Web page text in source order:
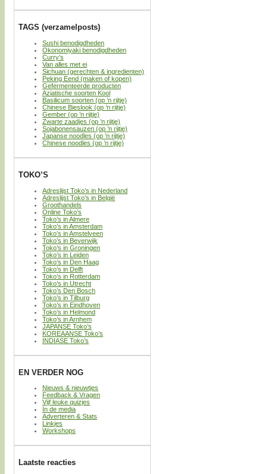
TAGS (verzamelposts)
Sushi benodigdheden
Okonomiyaki benodigdheden
Curry’s
Van alles met ei
Sichuan (gerechten & ingredienten)
Peking Eend (maken of kopen)
Gefermenteerde producten
Aziatische soorten Kool
Basilicum soorten (op ’n rijtje)
Chinese Bieslook (op ’n rijtje)
Gember (op ’n rijtje)
Zwarte zaadjes (op ’n rijtje)
Sojabonensauzen (op ’n rijtje)
Japanse noodles (op ’n rijtje)
Chinese noodles (op ’n rijtje)
TOKO’S
Adreslijst Toko’s in Nederland
Adreslijst Toko’s in België
Groothandels
Online Toko’s
Toko’s in Almere
Toko’s in Amsterdam
Toko’s in Amstelveen
Toko’s in Beverwijk
Toko’s in Groningen
Toko’s in Leiden
Toko’s in Den Haag
Toko’s in Delft
Toko’s in Rotterdam
Toko’s in Utrecht
Toko’s Den Bosch
Toko’s in Tilburg
Toko’s in Eindhoven
Toko’s in Helmond
Toko’s in Arnhem
JAPANSE Toko’s
KOREAANSE Toko’s
INDIASE Toko’s
EN VERDER NOG
Nieuws & nieuwtjes
Feedback & Vragen
Vijf leuke quizjes
In de media
Adverteren & Stats
Linkjes
Workshops
Laatste reacties